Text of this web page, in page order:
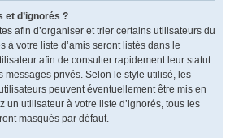
et d’ignorés ?
afin d’organiser et trier certains utilisateurs du
à votre liste d’amis seront listés dans le
afin de consulter rapidement leur statut
messages privés. Selon le style utilisé, les
peuvent éventuellement être mis en
un utilisateur à votre liste d’ignorés, tous les
masqués par défaut.